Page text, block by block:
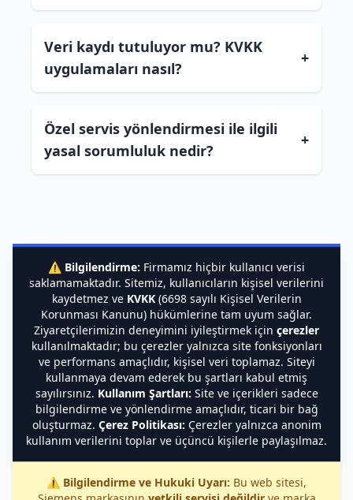
Veri kaydı tutuluyor mu? KVKK
uygulamaları nasıl?
+
Özel servis yönlendirmesi ile ilgili
yasal sorumluluk nedir?
+
⚠️ Bilgilendirme: Firmamız hiçbir kullanıcı verisi
saklamamaktadır. Sitemiz, kullanıcıların kişisel verilerini
kaydetmez ve KVKK(6698 sayılı Kişisel Verilerin
Korunması Kanunu) hükümlerine tam uyum sağlar.
Ziyaretçilerimizin deneyimini iyileştirmek için çerezler
kullanılmaktadır; bu çerezler yalnızca site fonksiyonları
ve performans amaçlıdır, kişisel veri toplamaz. Siteyi
kullanmaya devam ederek bu şartları kabul etmiş
sayılırsınız. Kullanım Şartları: Site ve içerikleri sadece
bilgilendirme ve yönlendirme amaçlıdır, ticari bir bağ
oluşturmaz. Çerez Politikası: Çerezler yalnızca anonim
kullanım verilerini toplar ve üçüncü kişilerle paylaşılmaz.
⚠️ Bilgilendirme ve Hukuki Uyarı: Bu web sitesi,